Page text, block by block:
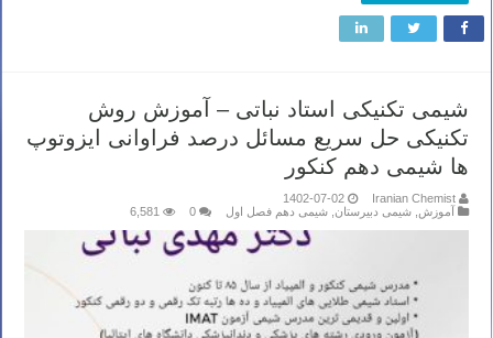
شیمی تکنیکی استاد نباتی – آموزش روش
تکنیکی حل سریع مسائل درصد فراوانی ایزوتوپ
ها شیمی دهم کنکور
Iranian Chemist
1402-07-02
آموزش شیمی دبیرستان شیمی دهم فصل اول 0
6,581